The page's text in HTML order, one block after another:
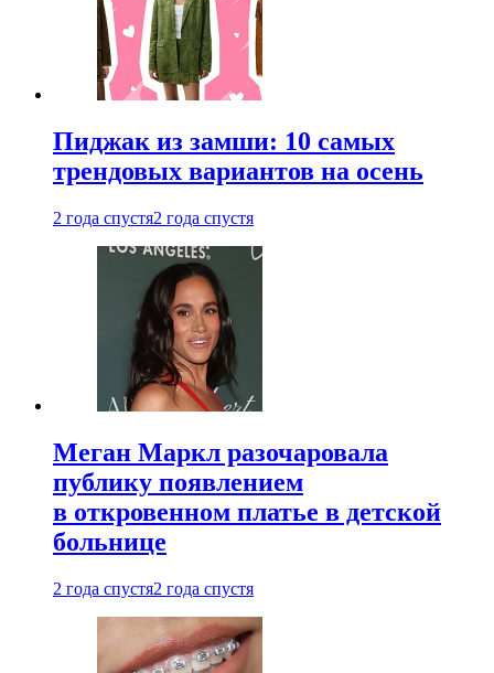
Пиджак из замши: 10 самых
трендовых вариантов на осень
2 года спустя2 года спустя
Меган Маркл разочаровала
публику появлением
в откровенном платье в детской
больнице
2 года спустя2 года спустя